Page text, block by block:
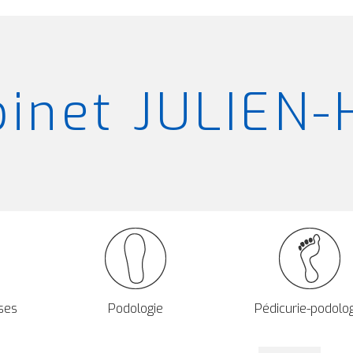
JULIEN-
Podologie Pédicurie-